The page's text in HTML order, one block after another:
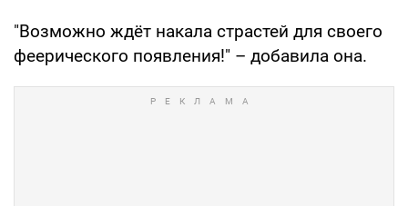
"Возможно ждёт накала страстей для своего
феерического появления!" – добавила она.